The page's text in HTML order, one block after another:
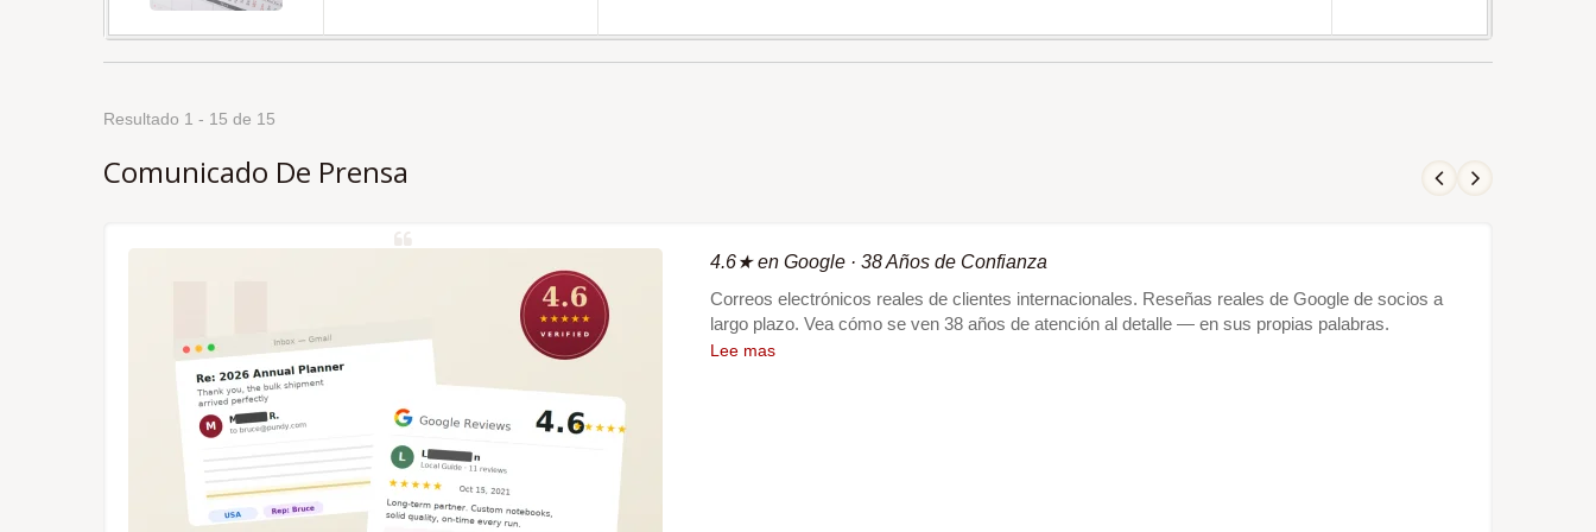
Resultado 1 - 15 de 15
Comunicado De Prensa
4.6★ en Google · 38 Años de Confianza
Correos electrónicos reales de clientes internacionales. Reseñas reales de Google de socios a
largo plazo. Vea cómo se ven 38 años de atención al detalle — en sus propias palabras.
Lee mas